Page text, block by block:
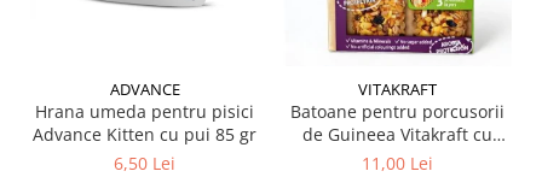
ADVANCE
Hrana umeda pentru pisici
Advance Kitten cu pui 85 gr
6,50 Lei
VITAKRAFT
Batoane pentru porcusorii
de Guineea Vitakraft cu
struguri & nuci 2 buc
11,00 Lei